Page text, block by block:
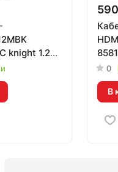
knight 1.2м
0
В